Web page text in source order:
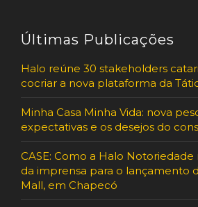
Últimas Publicações
Halo reúne 30 stakeholders
cocriar a nova plataforma da
Minha Casa Minha Vida: nova
expectativas e os desejos do
CASE: Como a Halo
da imprensa para o lançamento
Mall, em Chapecó